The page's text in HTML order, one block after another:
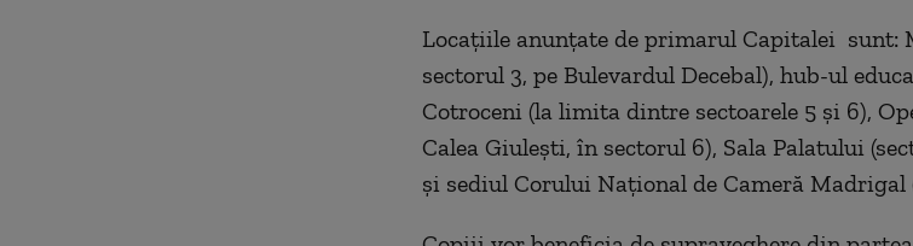
Locațiile anunțate de primarul Capitalei sunt:
sectorul 3, pe Bulevardul Decebal), hub-ul
Cotroceni (la limita dintre sectoarele 5 și 6),
Calea Giulești, în sectorul 6), Sala Palatului
și sediul Corului Național de Cameră Madrigal